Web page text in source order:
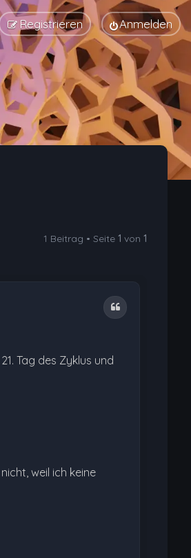
Anmelden
Registrieren
1 Beitrag • Seite1 von1
Zitat
Tag des Zyklus und
weil ich keine